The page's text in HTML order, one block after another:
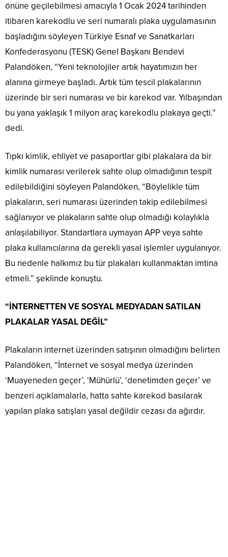
önüne geçilebilmesi amacıyla 1 Ocak 2024 tarihinden
itibaren karekodlu ve seri numaralı plaka uygulamasının
başladığını söyleyen Türkiye Esnaf ve Sanatkarları
Konfederasyonu (TESK) Genel Başkanı Bendevi
Palandöken, “Yeni teknolojiler artık hayatımızın her
alanına girmeye başladı. Artık tüm tescil plakalarının
üzerinde bir seri numarası ve bir karekod var. Yılbaşından
bu yana yaklaşık 1 milyon araç karekodlu plakaya geçti.”
dedi.
Tıpkı kimlik, ehliyet ve pasaportlar gibi plakalara da bir
kimlik numarası verilerek sahte olup olmadığının tespit
edilebildiğini söyleyen Palandöken, “Böylelikle tüm
plakaların, seri numarası üzerinden takip edilebilmesi
sağlanıyor ve plakaların sahte olup olmadığı kolaylıkla
anlaşılabiliyor. Standartlara uymayan APP veya sahte
plaka kullanıcılarına da gerekli yasal işlemler uygulanıyor.
Bu nedenle halkımız bu tür plakaları kullanmaktan imtina
etmeli.” şeklinde konuştu.
“İNTERNETTEN VE SOSYAL MEDYADAN SATILAN
PLAKALAR YASAL DEĞİL”
Plakaların internet üzerinden satışının olmadığını belirten
Palandöken, “İnternet ve sosyal medya üzerinden
‘Muayeneden geçer’, ‘Mühürlü’, ‘denetimden geçer’ ve
benzeri açıklamalarla, hatta sahte karekod basılarak
yapılan plaka satışları yasal değildir cezası da ağırdır.